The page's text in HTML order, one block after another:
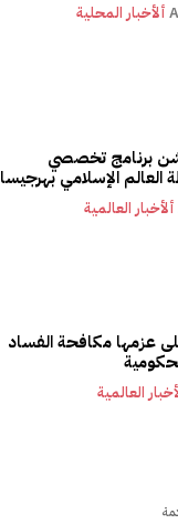
ألأخبار المحلية
برنامج تخصصي
العالم الإسلامي بهرجيسا
ألأخبار العالمية
عزمها مكافحة الفساد
العالمية